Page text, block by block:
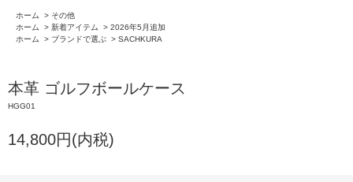
ホーム > その他
ホーム
> 新着アイテム > 2026年5月追加
ホーム
> ブランドで選ぶ > SACHKURA
本革 ゴルフボールケース
HGG01
14,800円(内税)